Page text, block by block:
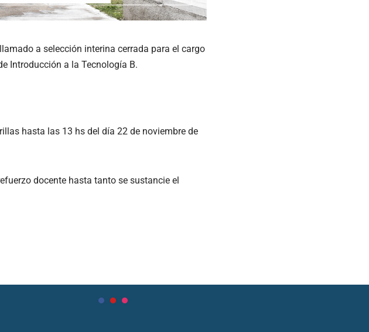
a selección interina cerrada para el cargo
Introducción a la Tecnología B.
hasta las 13 hs del día 22 de noviembre de
docente hasta tanto se sustancie el